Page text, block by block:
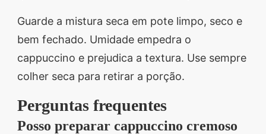
Guarde a mistura seca em pote limpo, seco e
bem fechado. Umidade empedra o
cappuccino e prejudica a textura. Use sempre
colher seca para retirar a porção.
Perguntas frequentes
Posso preparar cappuccino cremoso